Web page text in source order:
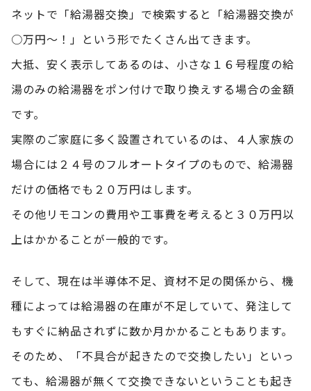
ネットで「給湯器交換」で検索すると「給湯器交換が
○万円～！」という形でたくさん出てきます。
大抵、安く表示してあるのは、小さな１６号程度の給
湯のみの給湯器をポン付けで取り換えする場合の金額
です。
実際のご家庭に多く設置されているのは、４人家族の
場合には２４号のフルオートタイプのもので、給湯器
だけの価格でも２０万円はします。
その他リモコンの費用や工事費を考えると３０万円以
上はかかることが一般的です。
そして、現在は半導体不足、資材不足の関係から、機
種によっては給湯器の在庫が不足していて、発注して
もすぐに納品されずに数か月かかることもあります。
そのため、「不具合が起きたので交換したい」といっ
ても、給湯器が無くて交換できないということも起き